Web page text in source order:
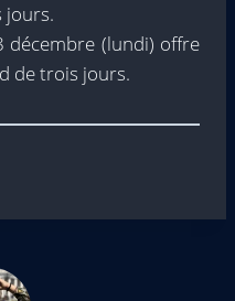
jours.
décembre (lundi) offre
de trois jours.